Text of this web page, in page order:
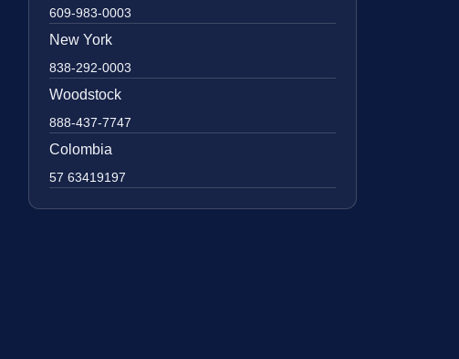
609-983-0003
New York
838-292-0003
Woodstock
888-437-7747
Colombia
57 63419197